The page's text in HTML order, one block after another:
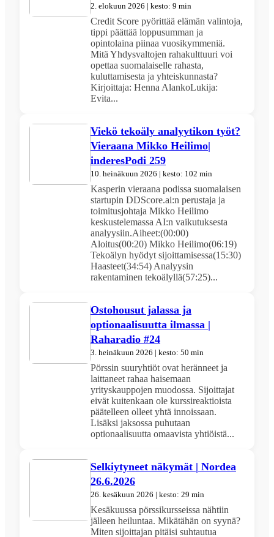
2. elokuun 2026 | kesto: 9 min
Credit Score pyörittää elämän valintoja,
tippi päättää loppusumman ja
opintolaina piinaa vuosikymmeniä.
Mitä Yhdysvaltojen rahakulttuuri voi
opettaa suomalaiselle rahasta,
kuluttamisesta ja yhteiskunnasta?
Kirjoittaja: Henna AlankoLukija:
Evita...
Viekö tekoäly analyytikon työt?
Vieraana Mikko Heilimo|
inderesPodi 259
10. heinäkuun 2026 | kesto: 102 min
Kasperin vieraana podissa suomalaisen
startupin DDScore.ai:n perustaja ja
toimitusjohtaja Mikko Heilimo
keskustelemassa AI:n vaikutuksesta
analyysiin.Aiheet:(00:00)
Aloitus(00:20) Mikko Heilimo(06:19)
Tekoälyn hyödyt sijoittamisessa(15:30)
Haasteet(34:54) Analyysin
rakentaminen tekoälyllä(57:25)...
Ostohousut jalassa ja
optionaalisuutta ilmassa |
Raharadio #24
3. heinäkuun 2026 | kesto: 50 min
Pörssin suuryhtiöt ovat heränneet ja
laittaneet rahaa haisemaan
yrityskauppojen muodossa. Sijoittajat
eivät kuitenkaan ole kurssireaktioista
päätelleen olleet yhtä innoissaan.
Lisäksi jaksossa puhutaan
optionaalisuutta omaavista yhtiöistä...
Selkiytyneet näkymät | Nordea
26.6.2026
26. kesäkuun 2026 | kesto: 29 min
Kesäkuussa pörssikursseissa nähtiin
jälleen heiluntaa. Mikätähän on syynä?
Miten sijoittajan pitäisi suhtautua